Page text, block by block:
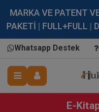
MARKA VE PATENT
PAKETİ | FULL+FULL |
Whatsapp Destek
E-